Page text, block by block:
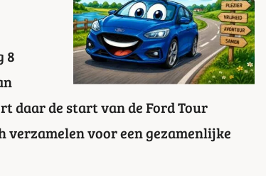
8
daar de start van de Ford Tour
voor een gezamenlijke